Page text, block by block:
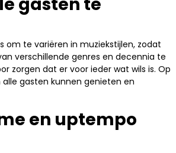
om te variëren in muziekstijlen, zodat
verschillende genres en decennia te
zorgen dat er voor ieder wat wils is. Op
gasten kunnen genieten en
en uptempo